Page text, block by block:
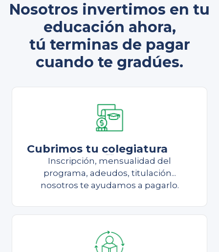
Nosotros invertimos en tu
educación ahora,
tú terminas de pagar
cuando te gradúes.
Cubrimos tu colegiatura
Inscripción, mensualidad del
programa, adeudos, titulación...
nosotros te ayudamos a pagarlo.